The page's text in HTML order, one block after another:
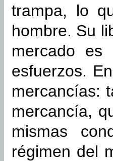
trampa, lo
hombre. Su
mercado
esfuerzos.
mercancías:
mercancía,
mismas
régimen del